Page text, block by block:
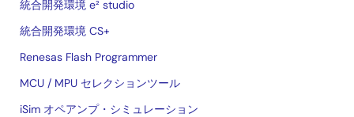
統合開発環境 e² studio
統合開発環境 CS+
Renesas Flash Programmer
MCU / MPU セレクションツール
iSim オペアンプ・シミュレーション